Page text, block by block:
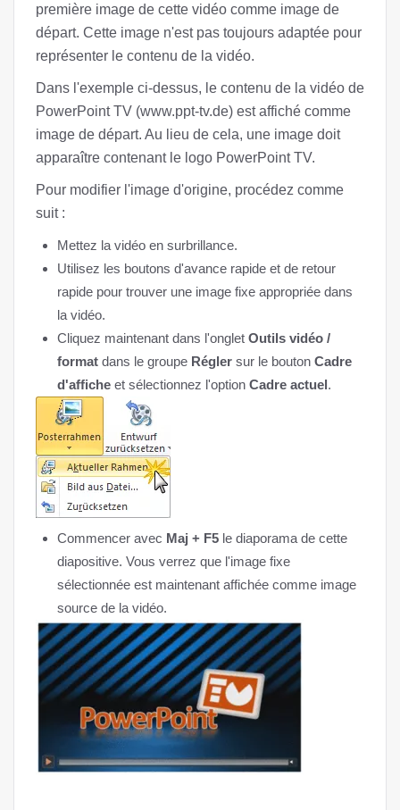
première image de cette vidéo comme image de
départ. Cette image n'est pas toujours adaptée pour
représenter le contenu de la vidéo.
Dans l'exemple ci-dessus, le contenu de la vidéo de
PowerPoint TV (www.ppt-tv.de) est affiché comme
image de départ. Au lieu de cela, une image doit
apparaître contenant le logo PowerPoint TV.
Pour modifier l'image d'origine, procédez comme
suit :
Mettez la vidéo en surbrillance.
Utilisez les boutons d'avance rapide et de retour
rapide pour trouver une image fixe appropriée dans
la vidéo.
Cliquez maintenant dans l'onglet Outils vidéo /
format dans le groupe Régler sur le bouton Cadre
d'affiche et sélectionnez l'option Cadre actuel.
Commencer avec Maj + F5 le diaporama de cette
diapositive. Vous verrez que l'image fixe
sélectionnée est maintenant affichée comme image
source de la vidéo.